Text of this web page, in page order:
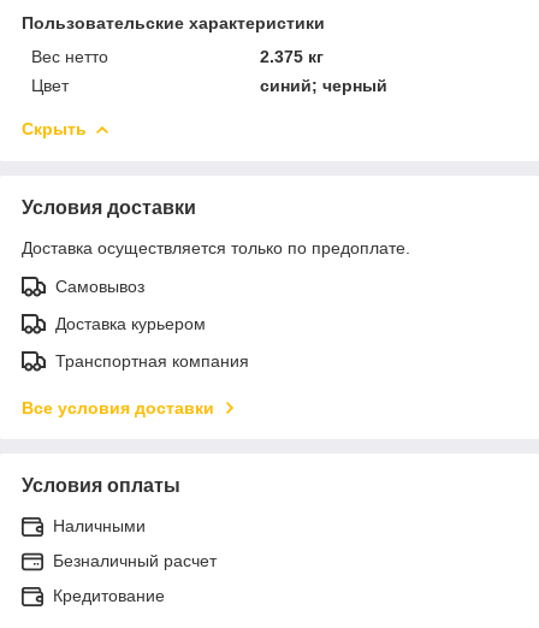
Пользовательские характеристики
Вес нетто
2.375 кг
Цвет
синий; черный
Скрыть
Условия доставки
Доставка осуществляется только по предоплате.
Самовывоз
Доставка курьером
Транспортная компания
Все условия доставки
Условия оплаты
Наличными
Безналичный расчет
Кредитование